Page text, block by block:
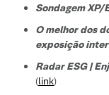
Sondagem
O melhor dos
exposição
Radar ESG |
(link)